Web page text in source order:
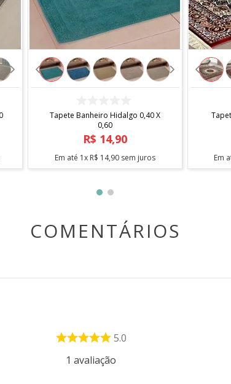
Tapete Banheiro Hidalgo 0,40 X
0,60
R$ 14,90
Em até 1x R$ 14,90 sem juros Em
COMENTÁRIOS
5.0
1 avaliação